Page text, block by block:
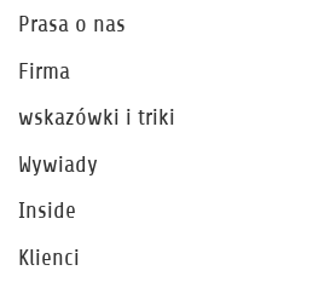
Prasa o nas
Firma
wskazówki i triki
Wywiady
Inside
Klienci